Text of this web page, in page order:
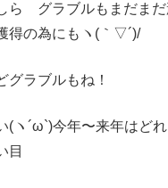
ら グラブルもまだま
得の為にもヽ(｀▽´)/
グラブルもね！
(ヽ´ω`)今年〜来年はど
い目